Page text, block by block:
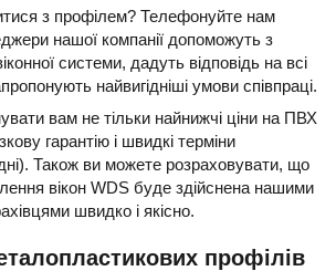
з профілем? Телефонуйте нам
нашої компанії допоможуть з
системи, дадуть відповідь на всі
найвигідніші умови співпраці.
вам не тільки найнижчі ціни на ПВХ
гарантію і швидкі терміни
Також ви можете розраховувати, що
вікон WDS буде здійснена нашими
швидко і якісно.
профілів